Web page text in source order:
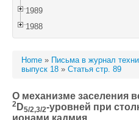
1989
1988
Home » Письма в журнал
выпуск 18 » Статья стр. 89
О механизме заселения
2 D5/2,3/2-уровней при
ионами кадмия